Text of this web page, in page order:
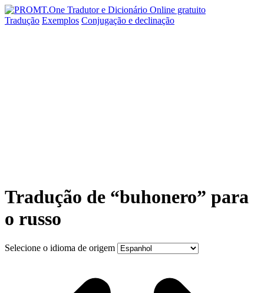
Tradução Exemplos Conjugação e declinação
Tradução de “buhonero” para
o russo
Selecione o idioma de origem